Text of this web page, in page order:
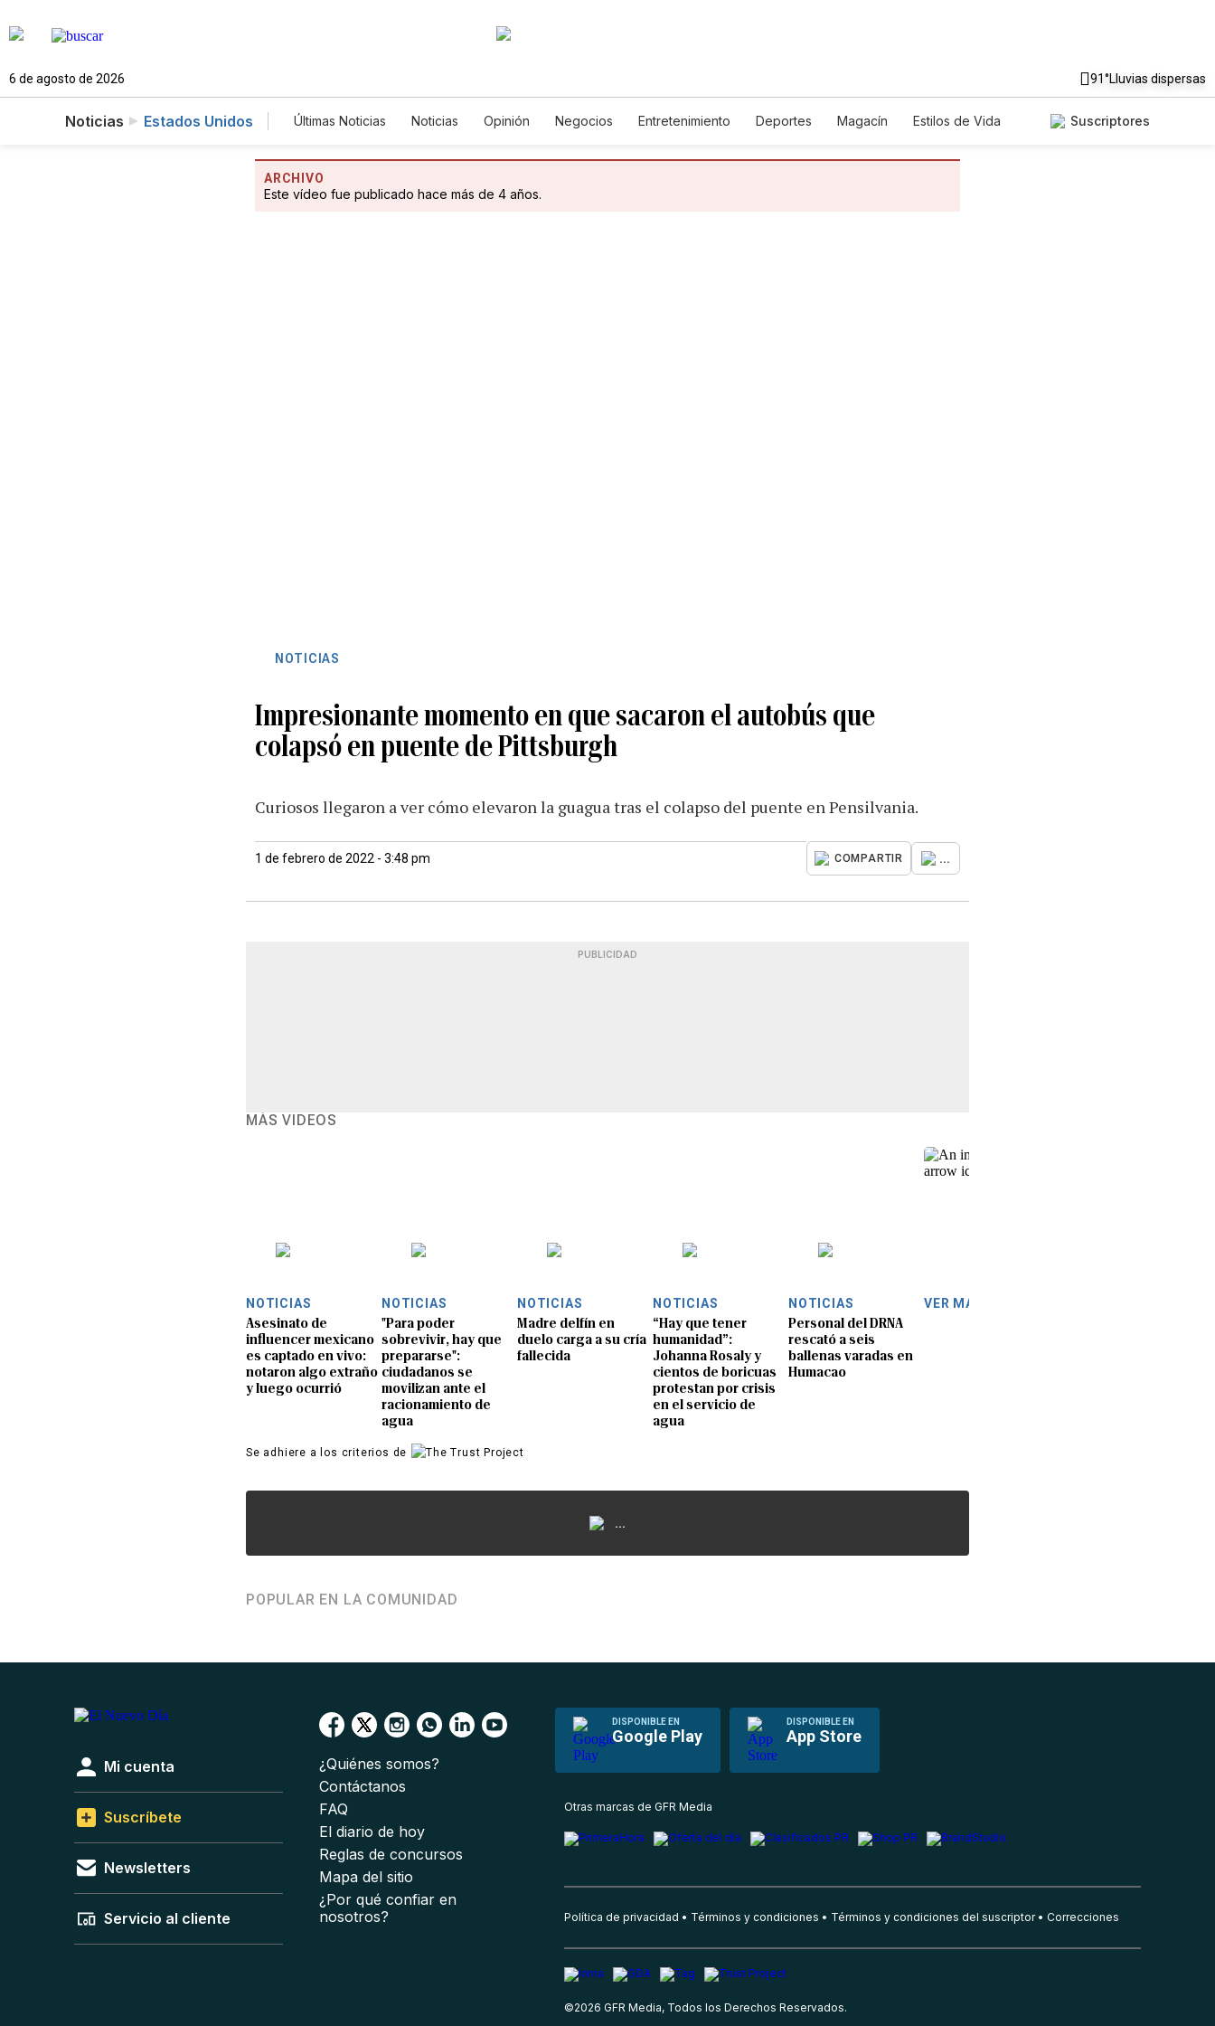
6 de agosto de 2026 91°Lluvias dispersas
Noticias Estados Unidos Últimas Noticias Noticias Opinión Negocios Entretenimiento Deportes Magacín
Estilos de Vida
Suscriptores
ARCHIVO
Este vídeo fue publicado hace más de 4 años.
NOTICIAS
Impresionante momento en que sacaron el autobús que
colapsó en puente de Pittsburgh
Curiosos llegaron a ver cómo elevaron la guagua tras el colapso del puente en Pensilvania.
1 de febrero de 2022 - 3:48 pm COMPARTIR ...
PUBLICIDAD
MÁS VIDEOS
NOTICIAS
Asesinato de
influencer mexicano
es captado en vivo:
notaron algo extraño
y luego ocurrió
NOTICIAS
"Para poder
sobrevivir, hay que
prepararse":
ciudadanos se
movilizan ante el
racionamiento de
agua
NOTICIAS
Madre delfín en
duelo carga a su cría
fallecida
NOTICIAS
“Hay que tener
humanidad”:
Johanna Rosaly y
cientos de boricuas
protestan por crisis
en el servicio de
agua
NOTICIAS
Personal del DRNA
rescató a seis
ballenas varadas en
Humacao
VER MÁS
Se adhiere a los criterios de
...
POPULAR EN LA COMUNIDAD
DISPONIBLE EN
Google Play
DISPONIBLE EN
App Store
Mi cuenta
Suscríbete
Newsletters
Servicio al cliente
¿Quiénes somos?
Contáctanos
FAQ
El diario de hoy
Reglas de concursos
Mapa del sitio
¿Por qué confiar en
nosotros?
Otras marcas de GFR Media
Política de privacidad Términos y condiciones Términos y condiciones del suscriptor Correcciones
©2026 GFR Media, Todos los Derechos Reservados.